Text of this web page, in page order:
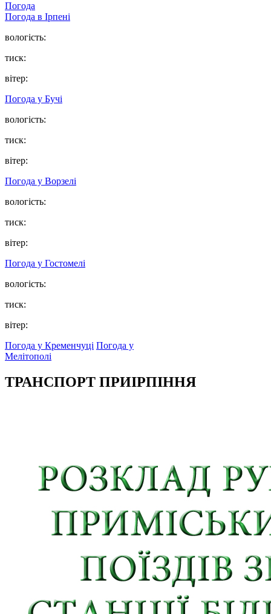
Погода
Погода в Ірпені
вологість:
тиск:
вітер:
Погода у Бучі
вологість:
тиск:
вітер:
Погода у Ворзелі
вологість:
тиск:
вітер:
Погода у Гостомелі
вологість:
тиск:
вітер:
Погода у Кременчуці Погода у
Мелітополі
ТРАНСПОРТ ПРИІРПІННЯ